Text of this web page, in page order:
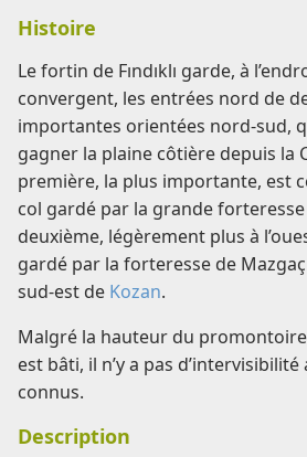
Histoire
Le fortin de Fındıklı garde, à
convergent, les entrées nord de
importantes orientées nord-sud,
gagner la plaine côtière depuis la
première, la plus importante, est
col gardé par la grande
deuxième, légèrement plus à
gardé par la forteresse de
sud-est de Kozan.
Malgré la hauteur du
est bâti, il n’y a pas d’intervisibilité
connus.
Description